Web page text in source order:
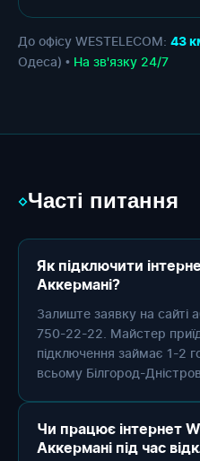
До офісу WESTELECOM: 43
Одеса) • На зв'язку 24/7
◇Часті питання
Як підключити
Аккермані?
Залиште заявку на сайті
750-22-22. Майстер
підключення займає 1-2
всьому Білгород-
Чи працює інтернет
Аккермані під час